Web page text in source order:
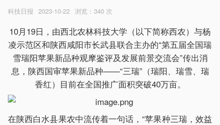
科技日报 2023-10-22 浏览： 340 次
10月19日，由西北农林科技大学（以下简称西农）与杨
凌示范区和陕西咸阳市长武县联合主办的“第五届全国瑞
雪瑞阳苹果新品种观摩鉴评及发展前景交流会”传出消
息，陕西国审苹果新品种——“三瑞”（瑞阳、瑞雪、瑞
香红）目前在全国推广面积突破40万亩。
在陕西白水县果农中流传着一句话，“苹果种三瑞，效益